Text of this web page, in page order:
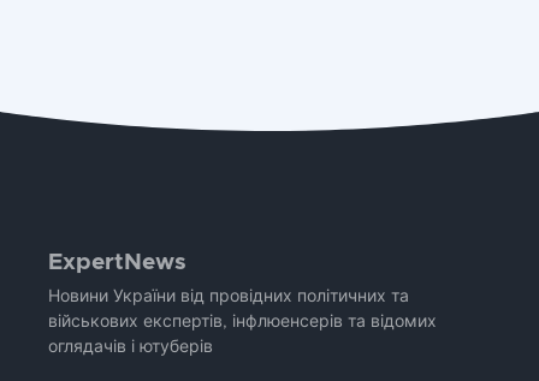
ExpertNews
Новини України від провідних політичних та
військових експертів, інфлюенсерів та відомих
оглядачів і ютуберів